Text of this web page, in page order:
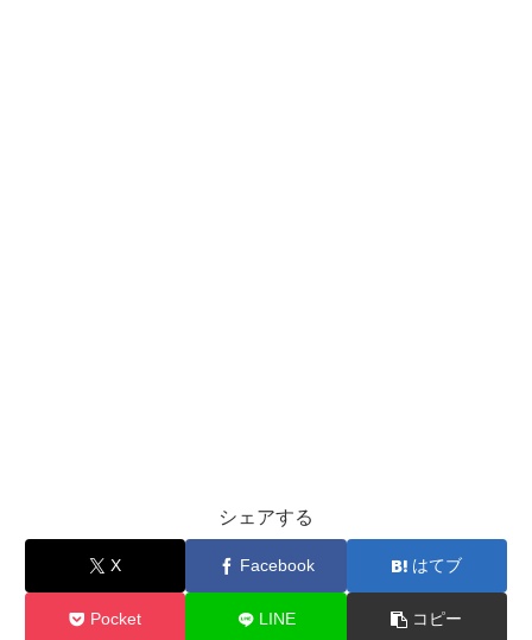
シェアする
X Facebook はてブ
Pocket LINE コピー